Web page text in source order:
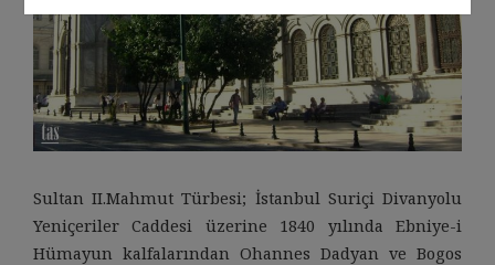
Sultan II.Mahmut Türbesi; İstanbul Suriçi Divanyolu
Yeniçeriler Caddesi üzerine 1840 yılında Ebniye-i
Hümayun kalfalarından Ohannes Dadyan ve Bogos